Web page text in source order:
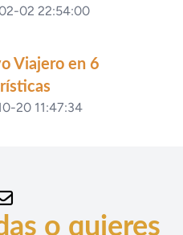
02 22:54:00
Viajero en 6
20 11:47:34
o quieres